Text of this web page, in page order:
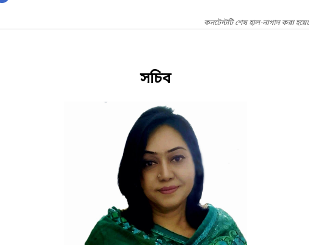
কনটেন্টটি শেষ হাল-নাগাদ করা
সচিব